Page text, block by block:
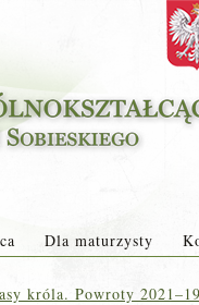
Dla maturzysty
króla. Powroty